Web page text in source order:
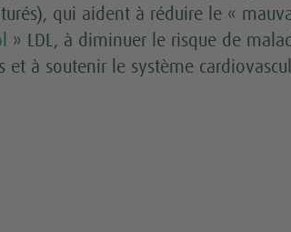
qui aident à réduire le «
» LDL, à diminuer le risque de
et à soutenir le système